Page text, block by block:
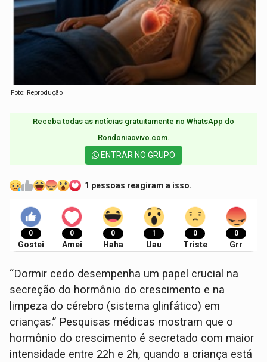
Foto: Reprodução
Receba todas as notícias gratuitamente no WhatsApp do
Rondoniaovivo.com.​
ENTRAR NO GRUPO
1 pessoas reagiram a isso.
0
Gostei
0
Amei
0
Haha
1
Uau
0
Triste
0
Grr
“Dormir cedo desempenha um papel crucial na
secreção do hormônio do crescimento e na
limpeza do cérebro (sistema glinfático) em
crianças.” Pesquisas médicas mostram que o
hormônio do crescimento é secretado com maior
intensidade entre 22h e 2h, quando a criança está